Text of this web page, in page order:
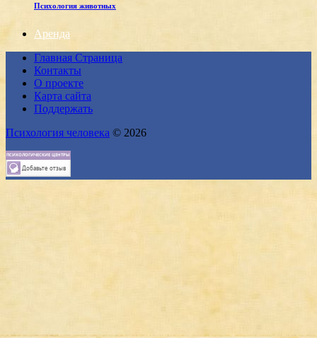
Психология животных
Аренда
Главная Страница
Контакты
О проекте
Карта сайта
Поддержать
Психология человека © 2026